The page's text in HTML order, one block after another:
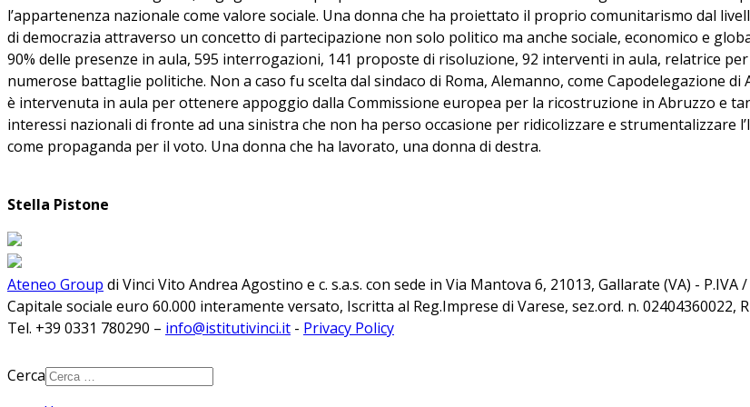
l’appartenenza nazionale come valore sociale. Una donna che ha proiettato il proprio comunitarismo dal
di democrazia attraverso un concetto di partecipazione non solo politico ma anche sociale, economico e
90% delle presenze in aula, 595 interrogazioni, 141 proposte di risoluzione, 92 interventi in aula, relatrice
numerose battaglie politiche. Non a caso fu scelta dal sindaco di Roma, Alemanno, come Capodelegazione
è intervenuta in aula per ottenere appoggio dalla Commissione europea per la ricostruzione in Abruzzo e
interessi nazionali di fronte ad una sinistra che non ha perso occasione per ridicolizzare e strumentalizzare
come propaganda per il voto. Una donna che ha lavorato, una donna di destra.
Stella Pistone
Ateneo Group di Vinci Vito Andrea Agostino e c. s.a.s. con sede in Via Mantova 6, 21013, Gallarate (VA) - P.IVA /
Capitale sociale euro 60.000 interamente versato, Iscritta al Reg.Imprese di Varese, sez.ord. n. 02404360022,
Tel. +39 0331 780290 – info@istitutivinci.it - Privacy Policy
Cerca